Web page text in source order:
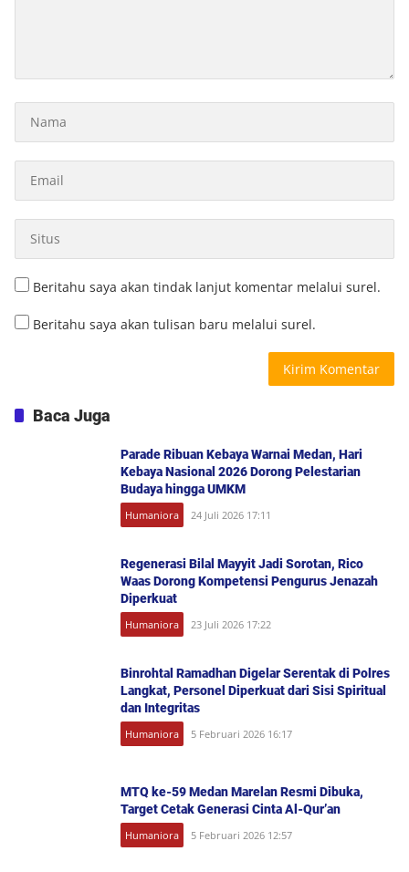
Beritahu saya akan tindak lanjut komentar melalui surel.
Beritahu saya akan tulisan baru melalui surel.
Baca Juga
Parade Ribuan Kebaya Warnai Medan, Hari
Kebaya Nasional 2026 Dorong Pelestarian
Budaya hingga UMKM
Humaniora 24 Juli 2026 17:11
Regenerasi Bilal Mayyit Jadi Sorotan, Rico
Waas Dorong Kompetensi Pengurus Jenazah
Diperkuat
Humaniora 23 Juli 2026 17:22
Binrohtal Ramadhan Digelar Serentak di Polres
Langkat, Personel Diperkuat dari Sisi Spiritual
dan Integritas
Humaniora 5 Februari 2026 16:17
MTQ ke-59 Medan Marelan Resmi Dibuka,
Target Cetak Generasi Cinta Al-Qur’an
Humaniora 5 Februari 2026 12:57